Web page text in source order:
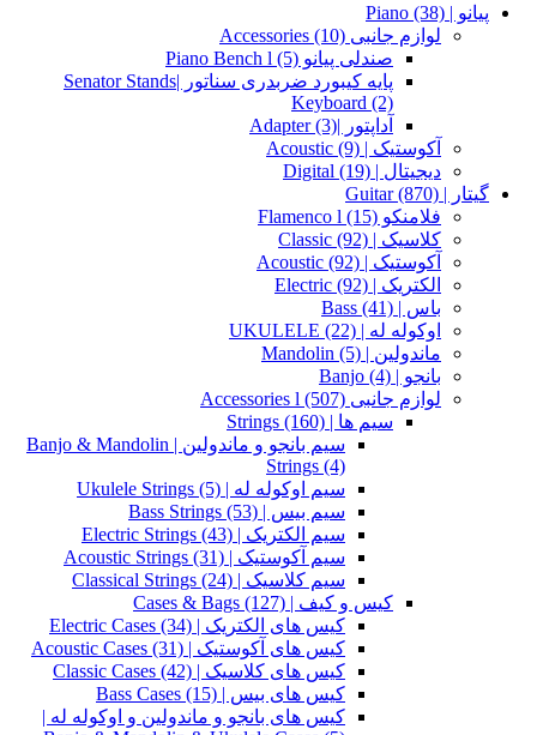
پیانو | Piano (38)
لوازم جانبی Accessories (10)
صندلی پیانو Piano Bench l (5)
پایه کیبورد ضربدری سناتور |Senator Stands
Keyboard (2)
آداپتور |Adapter(3)
آکوستیک | Acoustic (9)
دیجیتال | Digital (19)
گیتار | Guitar (870)
فلامنکو Flamenco l (15)
کلاسیک | Classic (92)
آکوستیک | Acoustic (92)
الکتریک | Electric (92)
باس | Bass (41)
اوکوله له | UKULELE (22)
ماندولین | Mandolin (5)
بانجو | Banjo (4)
لوازم جانبی Accessories l (507)
سیم ها | Strings (160)
سیم بانجو و ماندولین | Banjo & Mandolin
Strings (4)
سیم اوکوله له | Ukulele Strings (5)
سیم بیس | Bass Strings (53)
سیم الکتریک | Electric Strings (43)
سیم آکوستیک | Acoustic Strings (31)
سیم کلاسیک | Classical Strings (24)
کیس و کیف | Cases & Bags (127)
کیس های الکتریک | Electric Cases (34)
کیس های آکوستیک | Acoustic Cases (31)
کیس های کلاسیک | Classic Cases (42)
کیس های بیس | Bass Cases (15)
کیس های بانجو و ماندولین و اوکوله له |